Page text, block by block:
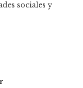
sociales y